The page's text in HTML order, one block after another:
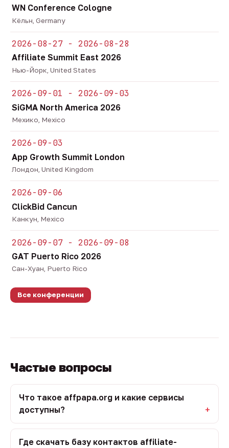
WN Conference Cologne
Кёльн, Germany
2026-08-27 - 2026-08-28
Affiliate Summit East 2026
Нью-Йорк, United States
2026-09-01 - 2026-09-03
SiGMA North America 2026
Мехико, Mexico
2026-09-03
App Growth Summit London
Лондон, United Kingdom
2026-09-06
ClickBid Cancun
Канкун, Mexico
2026-09-07 - 2026-09-08
GAT Puerto Rico 2026
Сан-Хуан, Puerto Rico
Все конференции
Частые вопросы
Что такое affpapa.org и какие сервисы
доступны?
Где скачать базу контактов affiliate-